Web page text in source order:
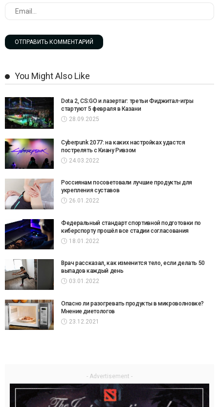
You Might Also Like
Dota 2, CS:GO и лазертаг: третьи Фиджитал-игры
стартуют 5 февраля в Казани
28.09.2025
Cyberpunk 2077: на каких настройках удастся
пострелять с Киану Ривзом
24.03.2022
Россиянам посоветовали лучшие продукты для
укрепления суставов
26.01.2022
Федеральный стандарт спортивной подготовки по
киберспорту прошёл все стадии согласования
18.01.2022
Врач рассказал, как изменится тело, если делать 50
выпадов каждый день
03.01.2022
Опасно ли разогревать продукты в микроволновке?
Мнение диетологов
23.12.2021
- Advertisement -